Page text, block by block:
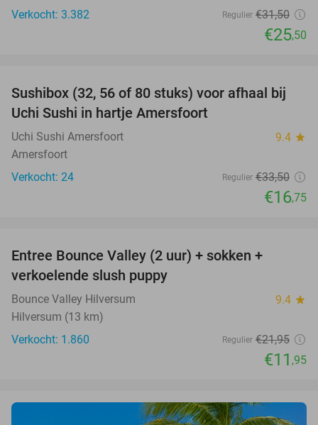
Verkocht: 3.382
Regulier €31,50
€25,50
50%
Sushibox (32, 56 of 80 stuks) voor afhaal bij
Uchi Sushi in hartje Amersfoort
Uchi Sushi Amersfoort 9.4 star
Amersfoort
Verkocht: 24
Regulier €33,50
€16,75
Entree Bounce Valley (2 uur) + sokken +
verkoelende slush puppy
Bounce Valley Hilversum 9.4 star
Hilversum (13 km)
Verkocht: 1.860
Regulier €21,95
€11 ,95